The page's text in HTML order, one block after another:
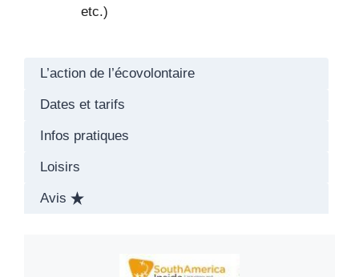
etc.)
L’action de l’écovolontaire
Dates et tarifs
Infos pratiques
Loisirs
Avis